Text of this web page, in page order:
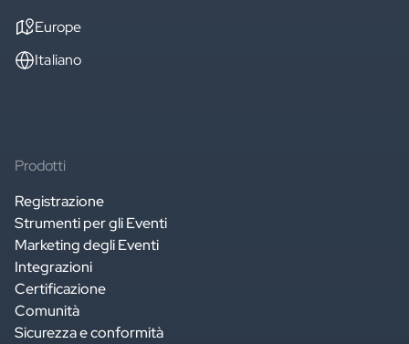
Europe
Italiano
Prodotti
Registrazione
Strumenti per gli Eventi
Marketing degli Eventi
Integrazioni
Certificazione
Comunità
Sicurezza e conformità